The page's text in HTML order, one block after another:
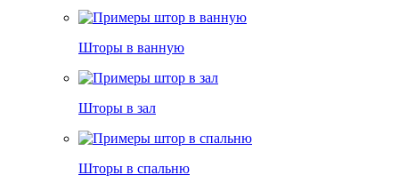
Шторы в ванную
Шторы в зал
Шторы в спальню